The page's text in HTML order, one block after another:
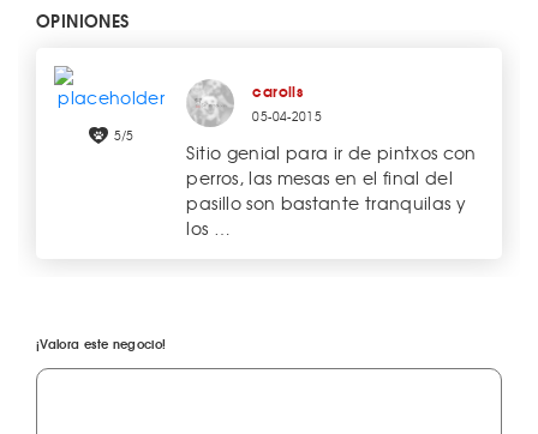
OPINIONES
5/5
carolls
05-04-2015
Sitio genial para ir de pintxos con
perros, las mesas en el final del
pasillo son bastante tranquilas y
los …
¡Valora este negocio!